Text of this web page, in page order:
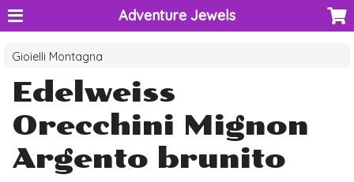
Adventure Jewels
Gioielli Montagna
Edelweiss
Orecchini Mignon
Argento brunito